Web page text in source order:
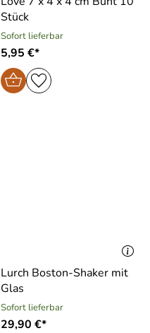
Stück
Sofort lieferbar
5,95 €*
Lurch Boston-Shaker mit
Glas
Sofort lieferbar
29,90 €*